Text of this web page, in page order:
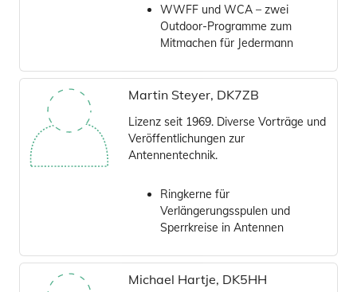
WWFF und WCA – zwei
Outdoor-Programme zum
Mitmachen für Jedermann
Martin Steyer, DK7ZB
Lizenz seit 1969. Diverse Vorträge und
Veröffentlichungen zur
Antennentechnik.
Ringkerne für
Verlängerungsspulen und
Sperrkreise in Antennen
Michael Hartje, DK5HH